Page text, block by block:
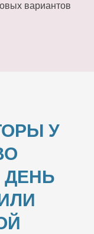
вариантов
У
ДЕНЬ